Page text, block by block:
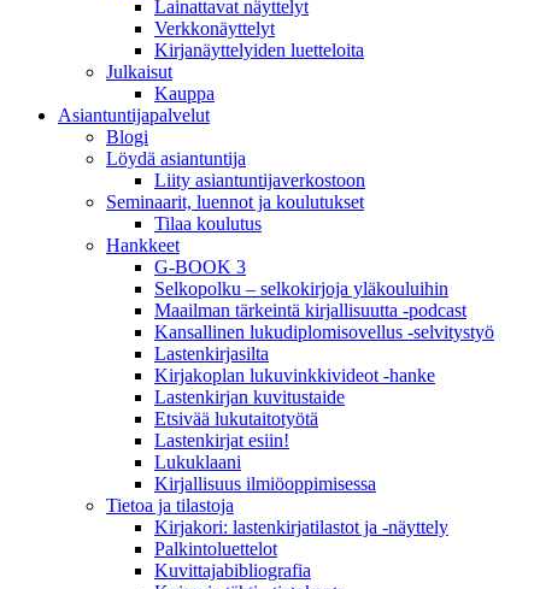
Lainattavat näyttelyt
Verkkonäyttelyt
Kirjanäyttelyiden luetteloita
Julkaisut
Kauppa
Asiantuntija­palvelut
Blogi
Löydä asiantuntija
Liity asiantuntijaverkostoon
Seminaarit, luennot ja koulutukset
Tilaa koulutus
Hankkeet
G-BOOK 3
Selkopolku – selkokirjoja yläkouluihin
Maailman tärkeintä kirjallisuutta -podcast
Kansallinen lukudiplomisovellus -selvitystyö
Lastenkirjasilta
Kirjakoplan lukuvinkkivideot -hanke
Lastenkirjan kuvitustaide
Etsivää lukutaitotyötä
Lastenkirjat esiin!
Lukuklaani
Kirjallisuus ilmiöoppimisessa
Tietoa ja tilastoja
Kirjakori: lastenkirjatilastot ja -näyttely
Palkintoluettelot
Kuvittaja­bibliografia